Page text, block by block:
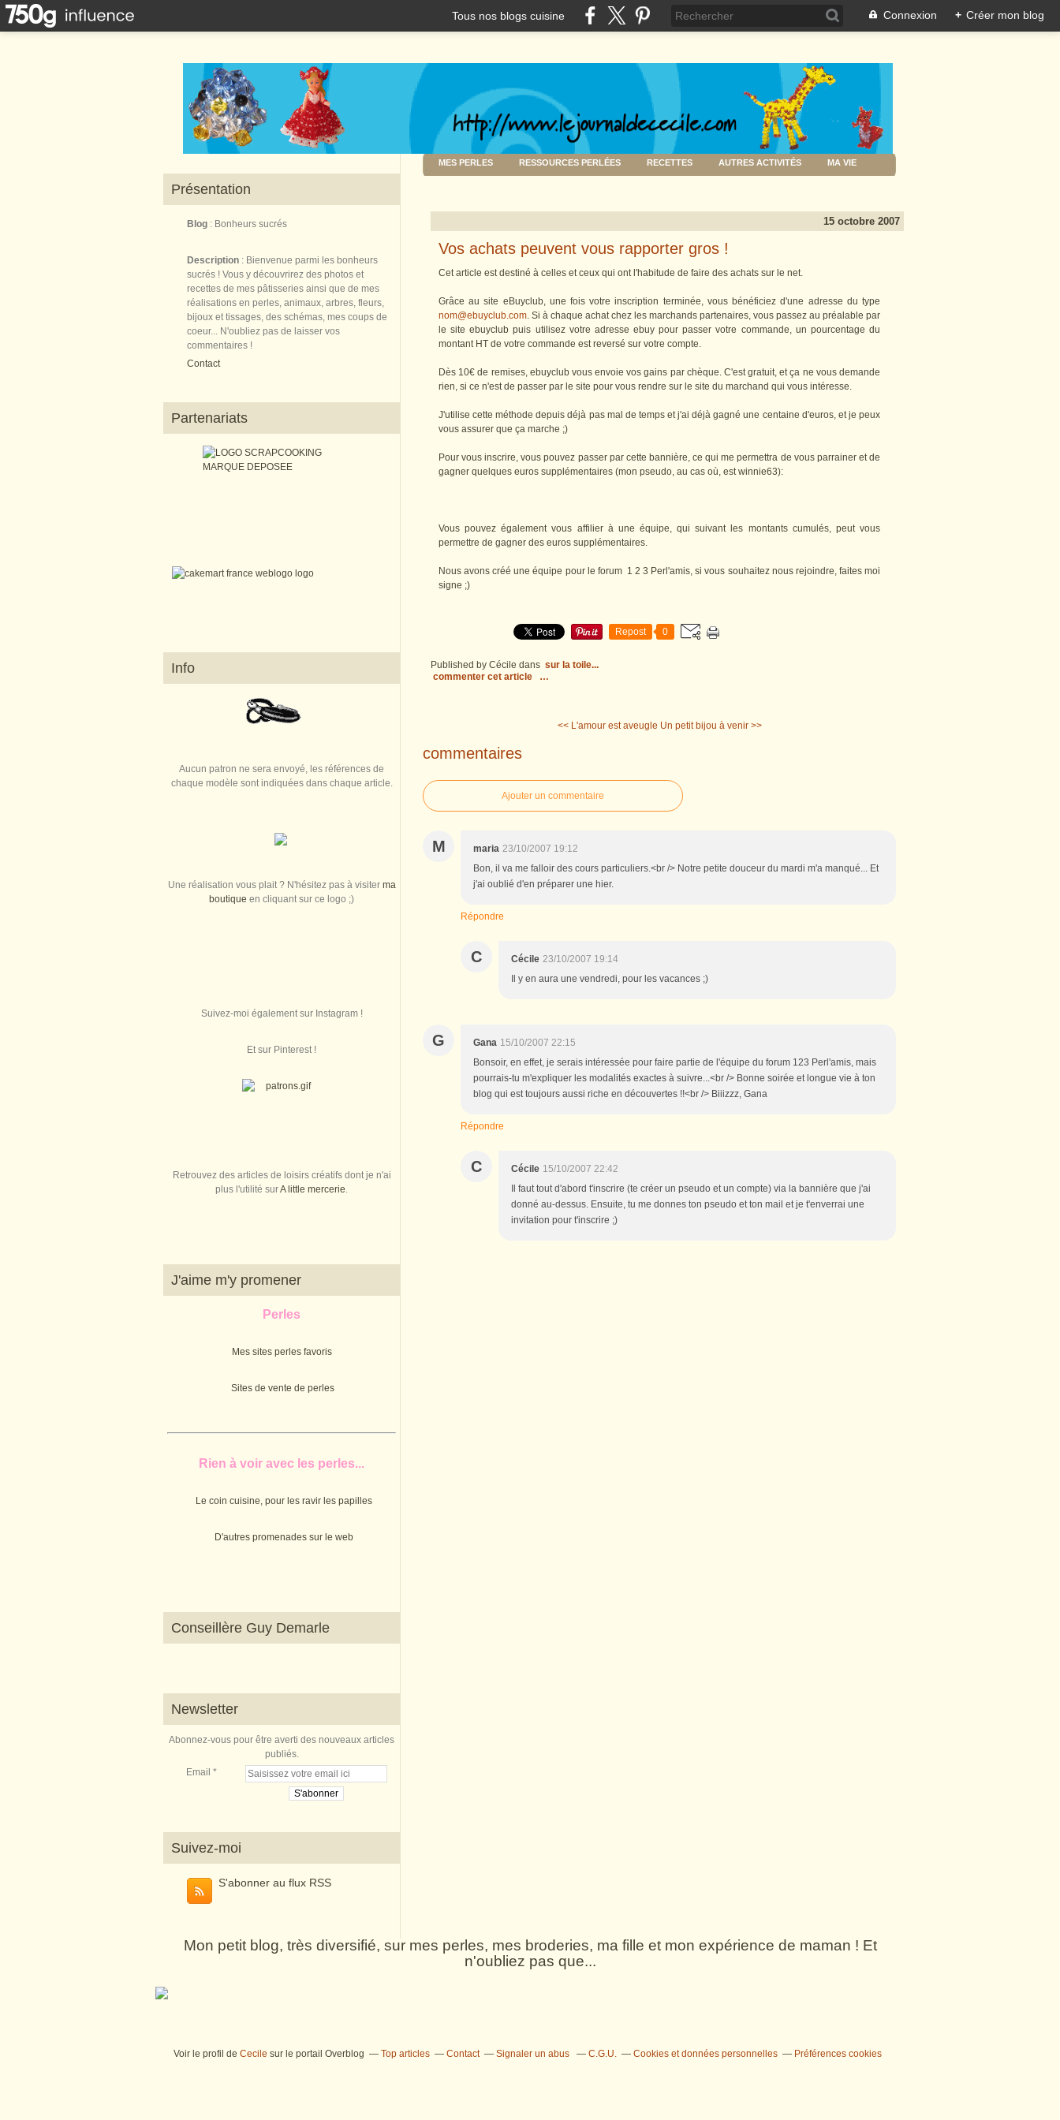
Tous nos blogs cuisine Connexion + Créer mon blog
Présentation
Blog : Bonheurs sucrés
Description : Bienvenue parmi les bonheurs
sucrés ! Vous y découvrirez des photos et
recettes de mes pâtisseries ainsi que de mes
réalisations en perles, animaux, arbres, fleurs,
bijoux et tissages, des schémas, mes coups de
coeur... N'oubliez pas de laisser vos
commentaires !
Contact
Partenariats
Info
Aucun patron ne sera envoyé, les références de
chaque modèle sont indiquées dans chaque article.
Une réalisation vous plait ? N'hésitez pas à visiter ma
boutique en cliquant sur ce logo ;)
Suivez-moi également sur Instagram !
Et sur Pinterest !
Retrouvez des articles de loisirs créatifs dont je n'ai
plus l'utilité surA little mercerie.
J'aime m'y promener
Perles
Mes sites perles favoris
Sites de vente de perles
Rien à voir avec les perles...
Le coin cuisine, pour les ravir les papilles
D'autres promenades sur le web
Conseillère Guy Demarle
Newsletter
Abonnez-vous pour être averti des nouveaux articles
publiés.
Email
Suivez-moi
S'abonner au flux RSS
MES PERLES RESSOURCES PERLÉES RECETTES AUTRES ACTIVITÉS MA VIE
15 octobre 2007
Vos achats peuvent vous rapporter gros !
Cet article est destiné à celles et ceux qui ont l'habitude de faire des achats sur le net.
Grâce au site eBuyclub, une fois votre inscription terminée, vous bénéficiez d'une adresse du type
nom@ebuyclub.com. Si à chaque achat chez les marchands partenaires, vous passez au préalable par
le site ebuyclub puis utilisez votre adresse ebuy pour passer votre commande, un pourcentage du
montant HT de votre commande est reversé sur votre compte.
Dès 10€ de remises, ebuyclub vous envoie vos gains par chèque. C'est gratuit, et ça ne vous demande
rien, si ce n'est de passer par le site pour vous rendre sur le site du marchand qui vous intéresse.
J'utilise cette méthode depuis déjà pas mal de temps et j'ai déjà gagné une centaine d'euros, et je peux
vous assurer que ça marche ;)
Pour vous inscrire, vous pouvez passer par cette bannière, ce qui me permettra de vous parrainer et de
gagner quelques euros supplémentaires (mon pseudo, au cas où, est winnie63):
Vous pouvez également vous affilier à une équipe, qui suivant les montants cumulés, peut vous
permettre de gagner des euros supplémentaires.
Nous avons créé une équipe pour le forum 1 2 3 Perl'amis, si vous souhaitez nous rejoindre, faites moi
signe ;)
Repost 0
Published by Cécile dans sur la toile...
commenter cet article
…
<< L'amour est aveugle Un petit bijou à venir >>
commentaires
Ajouter un commentaire
M maria 23/10/2007 19:12
Bon, il va me falloir des cours particuliers.<br /> Notre petite douceur du mardi m'a manqué... Et
j'ai oublié d'en préparer une hier.
Répondre
C Cécile 23/10/2007 19:14
Il y en aura une vendredi, pour les vacances ;)
G Gana 15/10/2007 22:15
Bonsoir, en effet, je serais intéressée pour faire partie de l'équipe du forum 123 Perl'amis, mais
pourrais-tu m'expliquer les modalités exactes à suivre...<br /> Bonne soirée et longue vie à ton
blog qui est toujours aussi riche en découvertes !!<br /> Biiizzz, Gana
Répondre
C Cécile 15/10/2007 22:42
Il faut tout d'abord t'inscrire (te créer un pseudo et un compte) via la bannière que j'ai
donné au-dessus. Ensuite, tu me donnes ton pseudo et ton mail et je t'enverrai une
invitation pour t'inscrire ;)
Mon petit blog, très diversifié, sur mes perles, mes broderies, ma fille et mon expérience de maman ! Et
n'oubliez pas que...
Voir le profil de Cecile sur le portail Overblog Top articles Contact Signaler un abus C.G.U. Cookies et données personnelles Préférences cookies